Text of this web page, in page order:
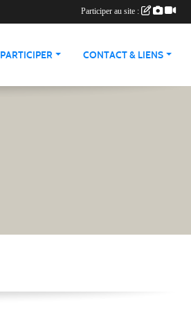
PARTICIPER CONTACT & LIENS
Participer au site :